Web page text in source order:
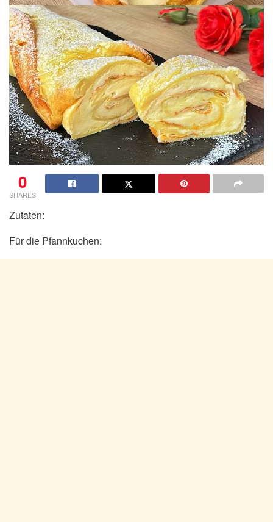
0
SHARES
Zutaten:
Für die Pfannkuchen: